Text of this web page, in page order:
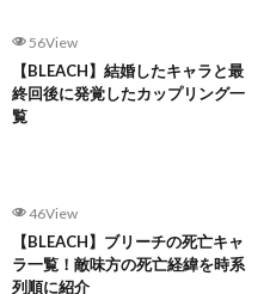
56View
【BLEACH】結婚したキャラと最
終回後に発覚したカップリング一
覧
46View
【BLEACH】ブリーチの死亡キャ
ラ一覧！敵味方の死亡経緯を時系
列順に紹介